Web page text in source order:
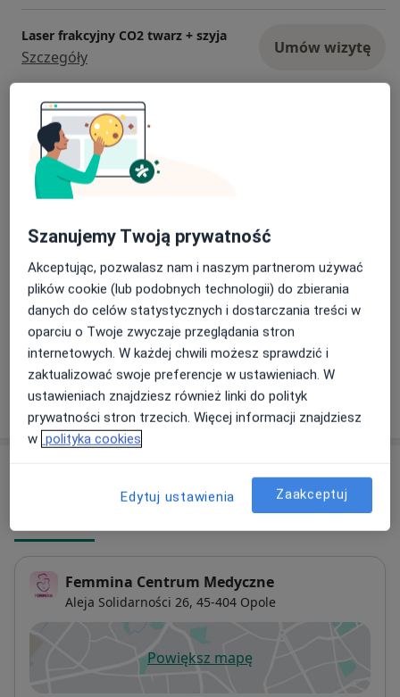
Laser frakcyjny CO2 twarz + szyja
Szczegóły Umów wizytę
Operacja skóry radykalne wycięcie
zmiany powyżej 1.5 cm
Od 675 zł Szczegóły
Operacja skóry radykalne wycięcie
Od 575 zł Szczegóły
Nacięcie ropnia
Szczegóły Umów wizytę
+ 14 usług
W jaki sposób ustalane są ceny?
Femmina Centrum Medyczne
Aleja Solidarności 26, 45-404 Opole
Powiększ mapęotwiera się w nowej karcie
Szanujemy Twoją prywatność
Akceptując, pozwalasz nam i naszym partnerom używać
plików cookie (lub podobnych technologii) do zbierania
danych do celów statystycznych i dostarczania treści w
oparciu o Twoje zwyczaje przeglądania stron
internetowych. W każdej chwili możesz sprawdzić i
zaktualizować swoje preferencje w ustawieniach. W
ustawieniach znajdziesz również linki do polityk
prywatności stron trzecich. Więcej informacji znajdziesz
w polityka cookies
Edytuj ustawienia Zaakceptuj